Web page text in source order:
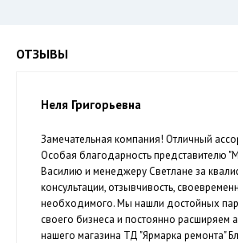
ОТЗЫВЫ
Неля Григорьевна
Замечательная компания! Отличный
Особая благодарность представителю
Василию и менеджеру Светлане за
консультации, отзывчивость,
необходимого. Мы нашли достойных
своего бизнеса и постоянно расширяем
нашего магазина ТД "Ярмарка ремонта"